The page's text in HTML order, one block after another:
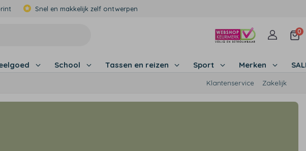
Snel en makkelijk zelf ontwerpen
0
School Tassen en reizen Sport Merken
Klantenservice Zakelijk